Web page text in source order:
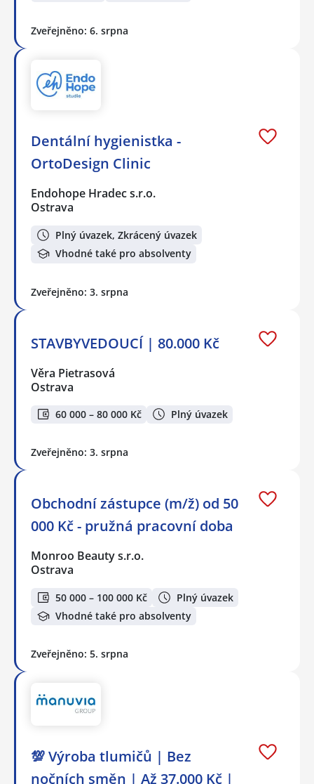
Zveřejněno: 6. srpna
Dentální hygienistka -
OrtoDesign Clinic
Endohope Hradec s.r.o.
Ostrava
Plný úvazek, Zkrácený úvazek
Vhodné také pro absolventy
Zveřejněno: 3. srpna
STAVBYVEDOUCÍ | 80.000 Kč
Věra Pietrasová
Ostrava
60 000 – 80 000 Kč Plný úvazek
Zveřejněno: 3. srpna
Obchodní zástupce (m/ž) od 50
000 Kč - pružná pracovní doba
Monroo Beauty s.r.o.
Ostrava
50 000 – 100 000 Kč
Plný úvazek
Vhodné také pro absolventy
Zveřejněno: 5. srpna
💯 Výroba tlumičů | Bez
nočních směn | Až 37.000 Kč |